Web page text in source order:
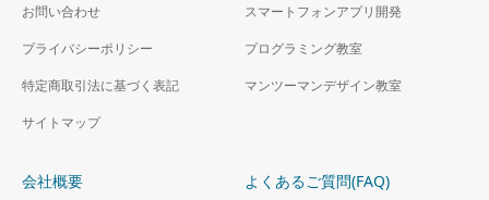
お問い合わせ
プライバシーポリシー
特定商取引法に基づく表記
サイトマップ
スマートフォンアプリ開発
プログラミング教室
マンツーマンデザイン教室
会社概要 よくあるご質問(FAQ)